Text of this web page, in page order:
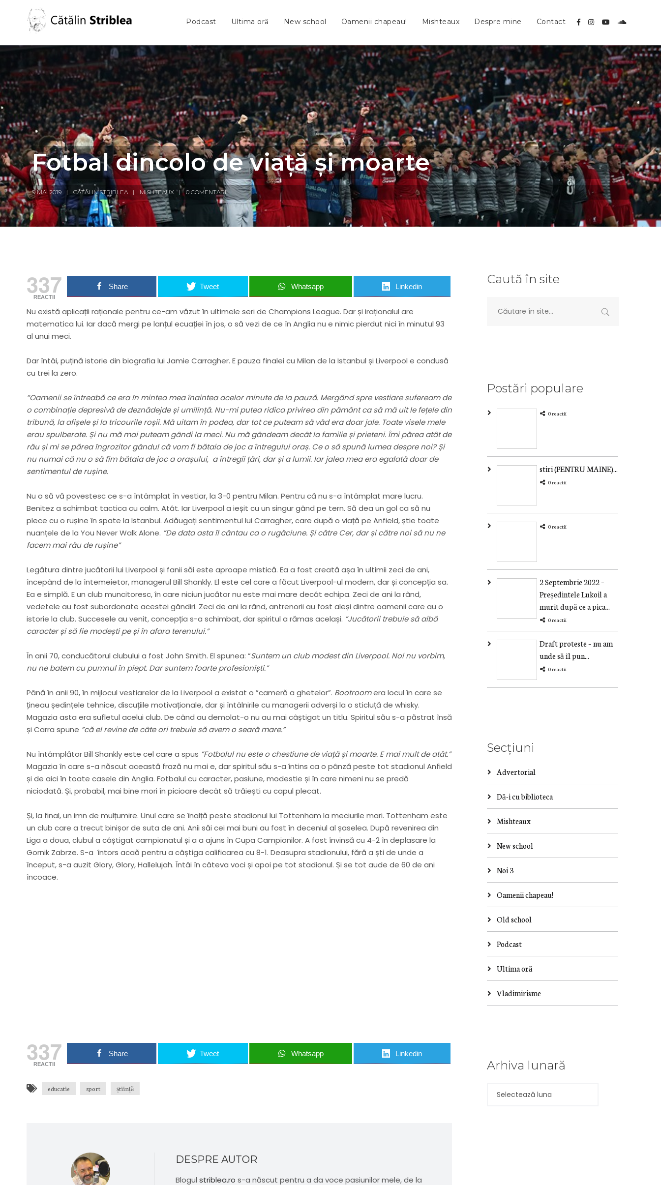
Podcast Ultima oră New school Oamenii chapeau! Mishteaux Despre mine Contact
Fotbal dincolo de viață și moarte
9 MAI 2019 CĂTĂLIN STRIBLEA MISHTEAUX 0 COMENTARII
337
REACTII
Share Tweet Whatsapp Linkedin
Nu există aplicații raționale pentru ce-am văzut în ultimele seri de Champions League. Dar și iraționalul are
matematica lui. Iar dacă mergi pe lanțul ecuației în jos, o să vezi de ce în Anglia nu e nimic pierdut nici în minutul 93
al unui meci.
Dar întâi, puțină istorie din biografia lui Jamie Carragher. E pauza finalei cu Milan de la Istanbul și Liverpool e condusă
cu trei la zero.
”Oamenii se întreabă ce era în mintea mea înaintea acelor minute de la pauză. Mergând spre vestiare sufeream de
o combinație depresivă de deznădejde și umilință. Nu-mi putea ridica privirea din pământ ca să mă uit le fețele din
tribună, la afișele și la tricourile roșii. Mă uitam în podea, dar tot ce puteam să văd era doar jale. Toate visele mele
erau spulberate. Și nu mă mai puteam gândi la meci. Nu mă gândeam decât la familie și prieteni. Îmi părea atât de
rău și mi se părea îngrozitor gândul că vom fi bătaia de joc a întregului oraș. Ce o să spună lumea despre noi? Și
nu numai că nu o să fim bătaia de joc a orașului, a întregii țări, dar și a lumii. Iar jalea mea era egalată doar de
sentimentul de rușine.
Nu o să vă povestesc ce s-a întâmplat în vestiar, la 3-0 pentru Milan. Pentru că nu s-a întâmplat mare lucru.
Benitez a schimbat tactica cu calm. Atât. Iar Liverpool a ieșit cu un singur gând pe tern. Să dea un gol ca să nu
plece cu o rușine în spate la Istanbul. Adăugați sentimentul lui Carragher, care după o viață pe Anfield, știe toate
nuanțele de la You Never Walk Alone. ”De data asta îl cântau ca o rugăciune. Și către Cer, dar și către noi să nu ne
facem mai rău de rușine”
Legătura dintre jucătorii lui Liverpool și fanii săi este aproape mistică. Ea a fost creată așa în ultimii zeci de ani,
începând de la întemeietor, managerul Bill Shankly. El este cel care a făcut Liverpool-ul modern, dar și concepția sa.
Ea e simplă. E un club muncitoresc, în care niciun jucător nu este mai mare decât echipa. Zeci de ani la rând,
vedetele au fost subordonate acestei gândiri. Zeci de ani la rând, antrenorii au fost aleși dintre oamenii care au o
istorie la club. Succesele au venit, concepția s-a schimbat, dar spiritul a rămas același. ”Jucătorii trebuie să aibă
caracter și să fie modești pe și în afara terenului.”
În anii 70, conducătorul clubului a fost John Smith. El spunea: ”Suntem un club modest din Liverpool. Noi nu vorbim,
nu ne batem cu pumnul în piept. Dar suntem foarte profesioniști.”
Până în anii 90, în mijlocul vestiarelor de la Liverpool a existat o ”cameră a ghetelor”. Bootroomera locul în care se
țineau ședințele tehnice, discuțiile motivaționale, dar și întâlnirile cu managerii adverși la o sticluță de whisky.
Magazia asta era sufletul acelui club. De când au demolat-o nu au mai câștigat un titlu. Spiritul său s-a păstrat însă
și Carra spune ”că el revine de câte ori trebuie să avem o seară mare.”
Nu întâmplător Bill Shankly este cel care a spus ”Fotbalul nu este o chestiune de viață și moarte. E mai mult de atât.”
Magazia în care s-a născut această frază nu mai e, dar spiritul său s-a întins ca o pânză peste tot stadionul Anfield
și de aici în toate casele din Anglia. Fotbalul cu caracter, pasiune, modestie și în care nimeni nu se predă
niciodată. Și, probabil, mai bine mori în picioare decât să trăiești cu capul plecat.
Și, la final, un imn de mulțumire. Unul care se înalță peste stadionul lui Tottenham la meciurile mari. Tottenham este
un club care a trecut binișor de suta de ani. Anii săi cei mai buni au fost în deceniul al șaselea. După revenirea din
Liga a doua, clubul a câștigat campionatul și a a ajuns în Cupa Campionilor. A fost învinsă cu 4-2 în deplasare la
Gornik Zabrze. S-a întors acaă pentru a câștiga calificarea cu 8-1. Deasupra stadionului, fără a ști de unde a
început, s-a auzit Glory, Glory, Hallelujah. Întâi în câteva voci și apoi pe tot stadionul. Și se tot aude de 60 de ani
încoace.
337
REACTII
Share Tweet Whatsapp Linkedin
educatie sport știință
DESPRE AUTOR
Blogul striblea.ro s-a născut pentru a da voce pasiunilor mele, de la
Caută în site
Postări populare
0 reactii
stiri (PENTRU MAINE)...
0 reactii
0 reactii
2 Septembrie 2022 –
Președintele Lukoil a
murit după ce a pica...
0 reactii
Draft proteste – nu am
unde să îl pun...
0 reactii
Secțiuni
Advertorial
Dă-i cu biblioteca
Mishteaux
New school
Noi 3
Oamenii chapeau!
Old school
Podcast
Ultima oră
Vladimirisme
Arhiva lunară